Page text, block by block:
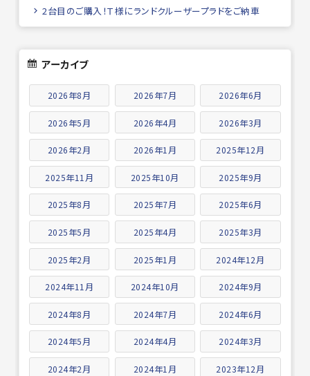
2台目のご購入！Ｔ様にランドクルーザープラドをご納車
アーカイブ
2026年8月 2026年7月 2026年6月
2026年5月 2026年4月 2026年3月
2026年2月 2026年1月 2025年12月
2025年11月 2025年10月 2025年9月
2025年8月 2025年7月 2025年6月
2025年5月 2025年4月 2025年3月
2025年2月 2025年1月 2024年12月
2024年11月 2024年10月 2024年9月
2024年8月 2024年7月 2024年6月
2024年5月 2024年4月 2024年3月
2024年2月 2024年1月 2023年12月